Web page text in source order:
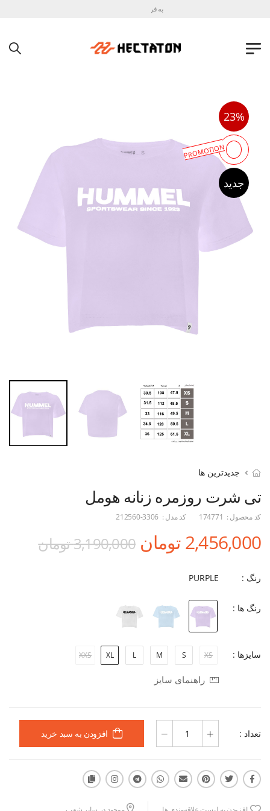
به فروشگاه اینترنتی هکتاتون خوش آمدید !
23%
PROMOTION
جدید
جدیدترین ها
تی شرت روزمره زنانه هومل
کد محصول : 174771 کد مدل : 212560-3306
2,456,000 تومان 3,190,000 تومان
رنگ : PURPLE
رنگ ها :
سایزها : XS
S
M
L
XL
XXS
راهنمای سایز
تعداد : افزودن به سبد خرید